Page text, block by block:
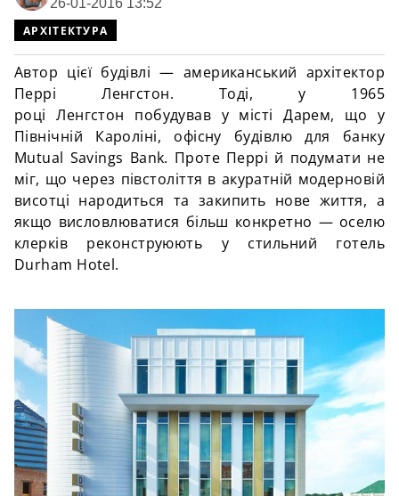
АРХІТЕКТУРА
Автор цієї будівлі — американський архітектор
ПерріЛенгстон. Тоді, у 1965
роціЛенгстон побудував у містіДарем, що у
Північній Кароліні, офісну будівлю для банку
Mutual Savings Bank. Проте Перрі й подумати не
міг, що через півстоліття в акуратній модерновій
висотці народиться та закипить нове життя, а
якщо висловлюватися більш конкретно — оселю
клерків реконструюють у стильний готель
Durham Hotel.